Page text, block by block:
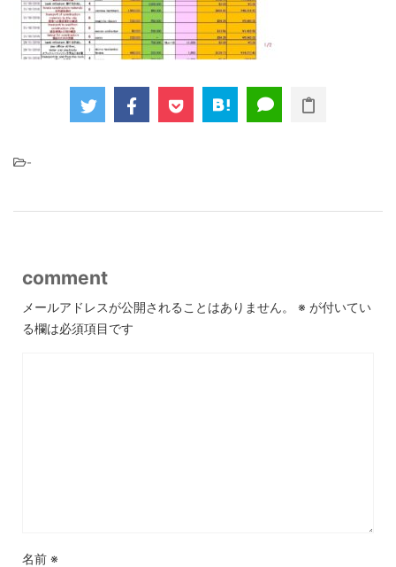
-
comment
メールアドレスが公開されることはありません。 ※ が付いてい
る欄は必須項目です
名前 ※